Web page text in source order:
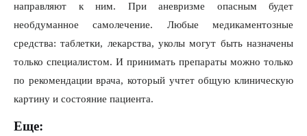
направляют к ним. При аневризме опасным будет
необдуманное самолечение. Любые медикаментозные
средства: таблетки, лекарства, уколы могут быть назначены
только специалистом. И принимать препараты можно только
по рекомендации врача, который учтет общую клиническую
картину и состояние пациента.
Еще: